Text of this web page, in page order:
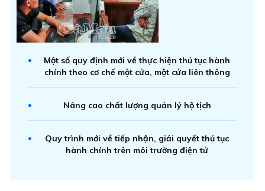
Một số quy định mới về thực hiện thủ tục hành
chính theo cơ chế một cửa, một cửa liên thông
Nâng cao chất lượng quản lý hộ tịch
Quy trình mới về tiếp nhận, giải quyết thủ tục
hành chính trên môi trường điện tử